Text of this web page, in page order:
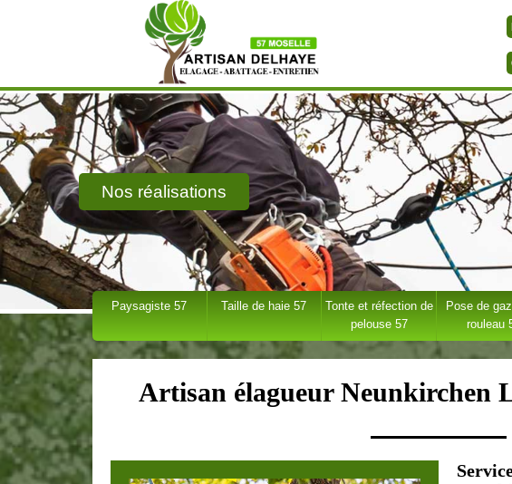
Nos réalisations
Paysagiste 57 Taille de haie 57
Tonte et réfection de
pelouse 57
Pose de
rouleau
Artisan élagueur Neunkirchen